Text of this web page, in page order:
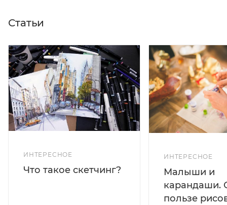
Статьи
ИНТЕРЕСНОЕ
Что такое скетчинг?
ИНТЕРЕСНОЕ
Малыши и
карандаши.
пользе